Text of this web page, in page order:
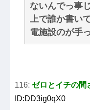
ないんでっ事
上で誰か書い
電施設のが手
116: ゼロとイチの間
ID:DD3ig0qX0